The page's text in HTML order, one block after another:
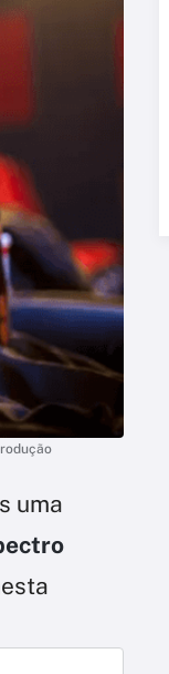
uma